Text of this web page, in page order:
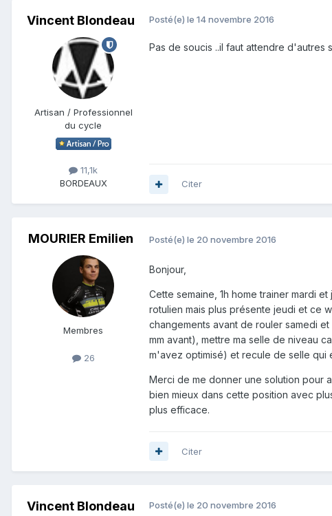
Vincent Blondeau
Artisan / Professionnel
du cycle
11,1k
BORDEAUX
Posté(e) le 14 novembre 2016
Pas de soucis ..il faut attendre
Citer
MOURIER Emilien
Membres
26
Posté(e) le 20 novembre 2016
Bonjour,
Cette semaine, 1h home trainer mardi
rotulien mais plus présente jeudi et ce
changements avant de rouler samedi
mm avant), mettre ma selle de niveau
m'avez optimisé) et recule de selle qui
Merci de me donner une solution pour
bien mieux dans cette position avec
plus efficace.
Citer
Vincent Blondeau Posté(e) le 20 novembre 2016